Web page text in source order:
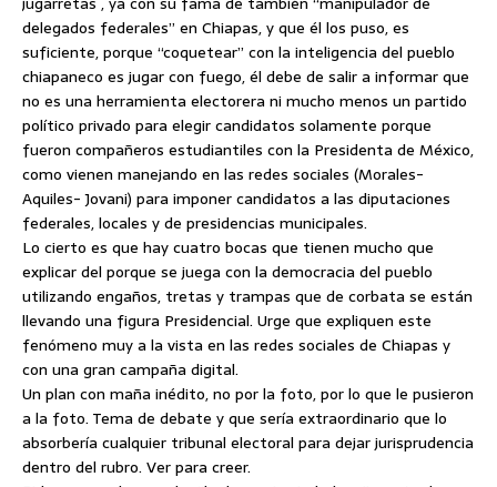
delegados federales” en Chiapas, y que él los puso, es
suficiente, porque “coquetear” con la inteligencia del pueblo
chiapaneco es jugar con fuego, él debe de salir a informar que
no es una herramienta electorera ni mucho menos un partido
político privado para elegir candidatos solamente porque
fueron compañeros estudiantiles con la Presidenta de México,
como vienen manejando en las redes sociales (Morales-
Aquiles- Jovani) para imponer candidatos a las diputaciones
federales, locales y de presidencias municipales.
Lo cierto es que hay cuatro bocas que tienen mucho que
explicar del porque se juega con la democracia del pueblo
utilizando engaños, tretas y trampas que de corbata se están
llevando una figura Presidencial. Urge que expliquen este
fenómeno muy a la vista en las redes sociales de Chiapas y
con una gran campaña digital.
Un plan con maña inédito, no por la foto, por lo que le pusieron
a la foto. Tema de debate y que sería extraordinario que lo
absorbería cualquier tribunal electoral para dejar jurisprudencia
dentro del rubro. Ver para creer.